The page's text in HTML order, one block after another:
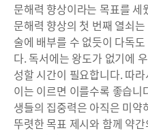
문해력 향상이라는 목표를 세
문해력 향상의 첫 번째 열쇠
술에 배부를 수 없듯이 다독
다. 독서에는 왕도가 없기에
성할 시간이 필요합니다. 따
이는 이르면 이를수록 좋습
생들의 집중력은 아직은 미
뚜렷한 목표 제시와 함께 약